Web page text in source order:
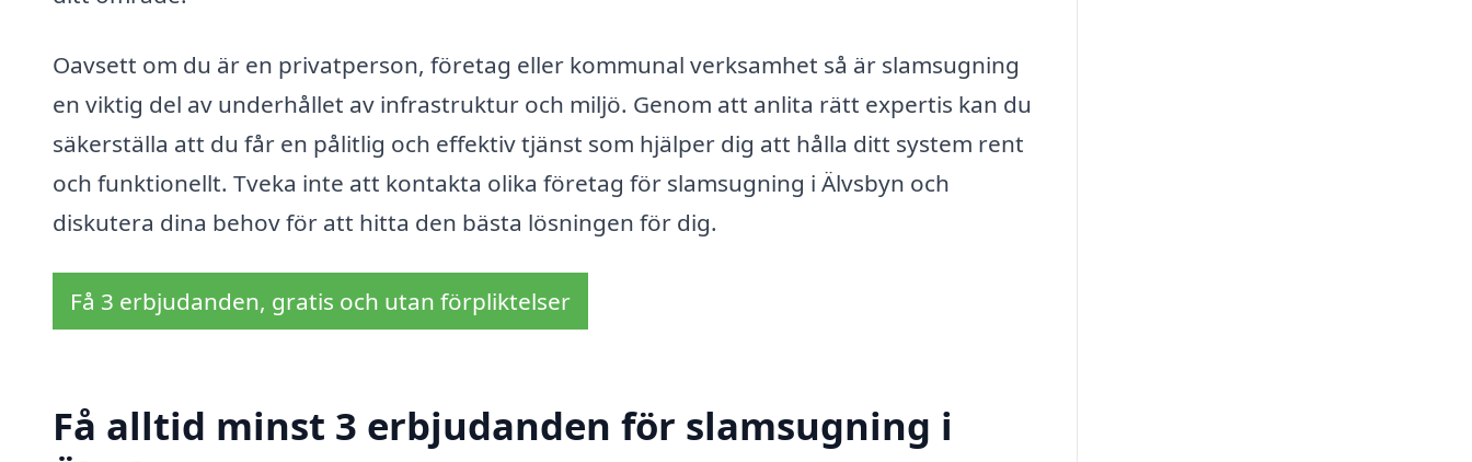
Oavsett om du är en privatperson, företag eller kommunal verksamhet så är slamsugning
en viktig del av underhållet av infrastruktur och miljö. Genom att anlita rätt expertis kan du
säkerställa att du får en pålitlig och effektiv tjänst som hjälper dig att hålla ditt system rent
och funktionellt. Tveka inte att kontakta olika företag för slamsugning i Älvsbyn och
diskutera dina behov för att hitta den bästa lösningen för dig.
Få 3 erbjudanden, gratis och utan förpliktelser
Få alltid minst 3 erbjudanden för slamsugning i